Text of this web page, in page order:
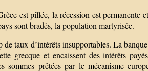
est pillée, la récession est permanente
sont bradés, la population martyrisée.
taux d’intérêts insupportables. La
grecque et encaissent des intérêts
sommes prêtées par le mécanisme